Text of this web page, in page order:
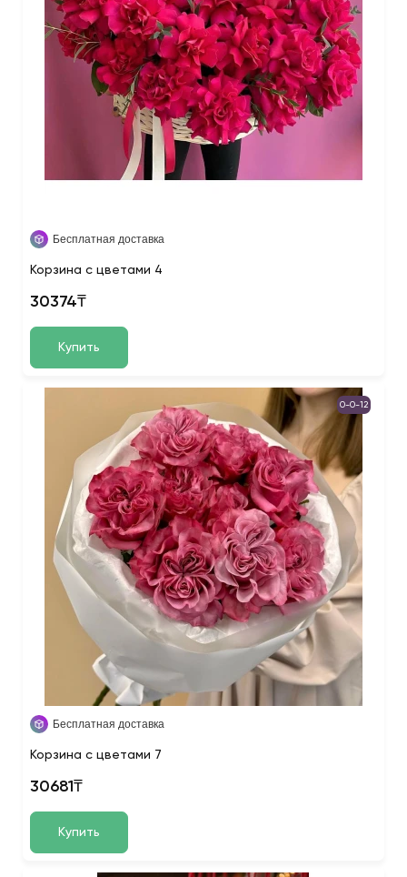
Бесплатная доставка
Корзина с цветами 4
30374₸
Купить
0-0-12
Бесплатная доставка
Корзина с цветами 7
30681₸
Купить